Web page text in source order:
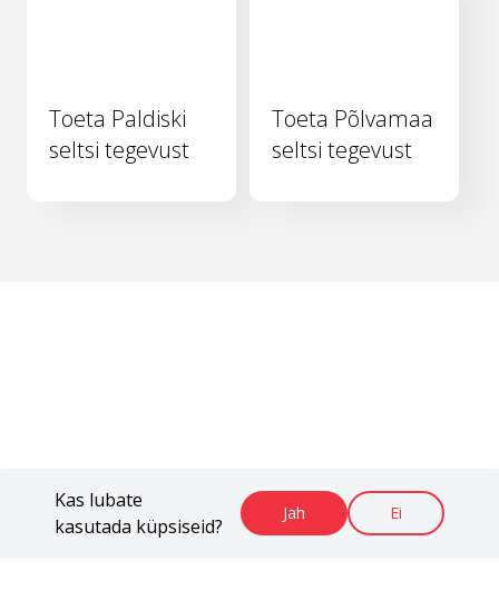
Kas lubate
kasutada küpsiseid?
Jah Ei
Toeta Paldiski
seltsi tegevust
Toeta Põlvamaa
seltsi tegevust